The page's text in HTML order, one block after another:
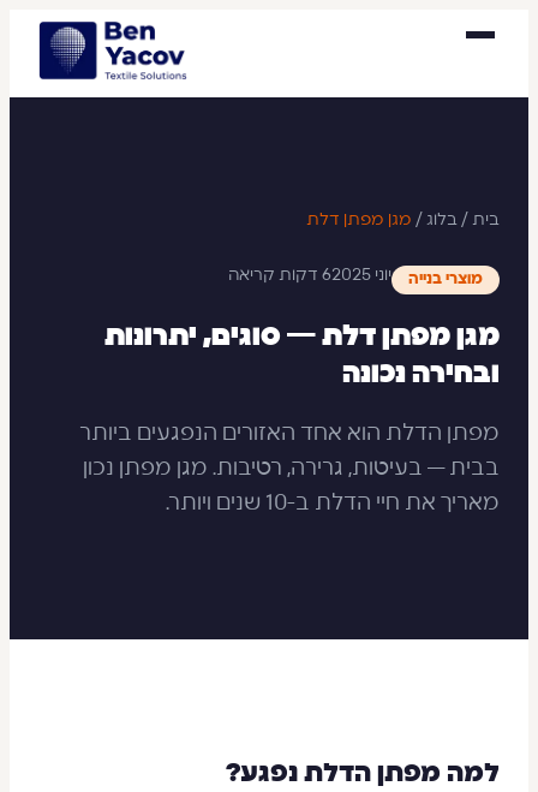
בית / בלוג / מגן מפתן דלת
מוצרי בנייה יוני 2025 6 דקות קריאה
מגן מפתן דלת — סוגים, יתרונות
ובחירה נכונה
מפתן הדלת הוא אחד האזורים הנפגעים ביותר
בבית — בעיטות, גרירה, רטיבות. מגן מפתן נכון
מאריך את חיי הדלת ב-10 שנים ויותר.
למה מפתן הדלת נפגע?